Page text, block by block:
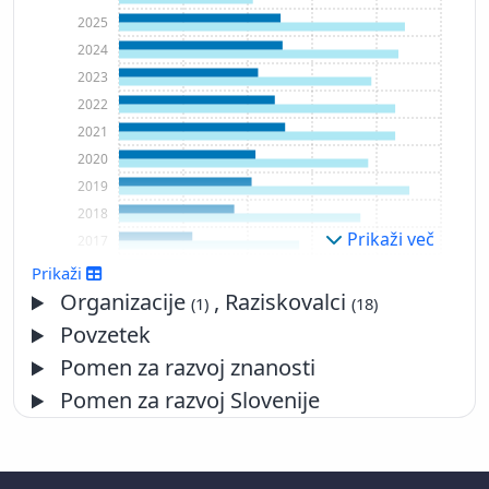
2011
2012
2015
2016
2017
2018
2019
2020
2021
2022
2023
2024
2025
Prikaži več
Prikaži
Organizacije(1) , Raziskovalci(18)
Povzetek
Pomen za razvoj znanosti
Pomen za razvoj Slovenije